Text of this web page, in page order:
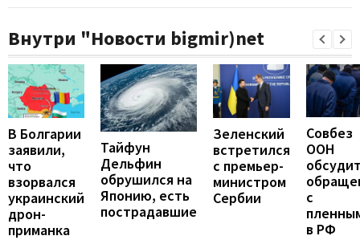
Внутри "Новости bigmir)net
В Болгарии
заявили,
что
взорвался
украинский
дрон-
приманка
Тайфун
Дельфин
обрушился на
Японию, есть
пострадавшие
Зеленский
встретился
с премьер-
министром
Сербии
Совбез
ООН
с
в РФ